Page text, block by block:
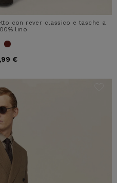
con rever classico e tasche a
lino
€